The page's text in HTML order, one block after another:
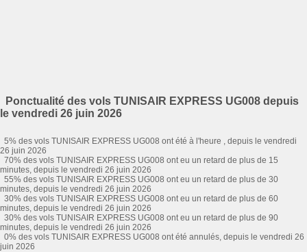
Ponctualité des vols TUNISAIR EXPRESS UG008 depuis
le vendredi 26 juin 2026
5% des vols TUNISAIR EXPRESS UG008 ont été à l'heure , depuis le vendredi
26 juin 2026
70% des vols TUNISAIR EXPRESS UG008 ont eu un retard de plus de 15
minutes, depuis le vendredi 26 juin 2026
55% des vols TUNISAIR EXPRESS UG008 ont eu un retard de plus de 30
minutes, depuis le vendredi 26 juin 2026
30% des vols TUNISAIR EXPRESS UG008 ont eu un retard de plus de 60
minutes, depuis le vendredi 26 juin 2026
30% des vols TUNISAIR EXPRESS UG008 ont eu un retard de plus de 90
minutes, depuis le vendredi 26 juin 2026
0% des vols TUNISAIR EXPRESS UG008 ont été annulés, depuis le vendredi 26
juin 2026